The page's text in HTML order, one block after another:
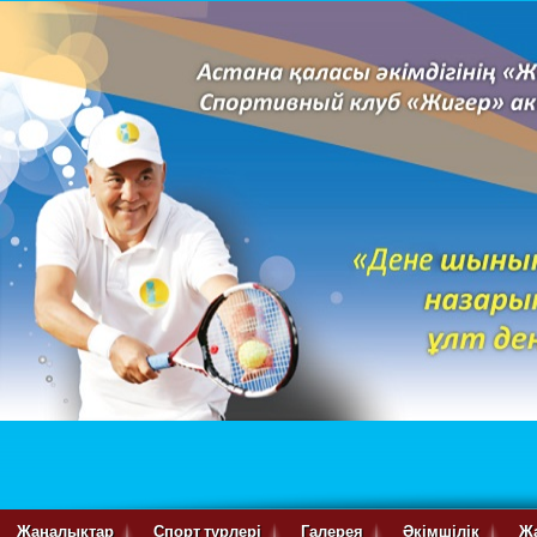
Жаңалықтар Спорт түрлері Галерея Әкімшілік